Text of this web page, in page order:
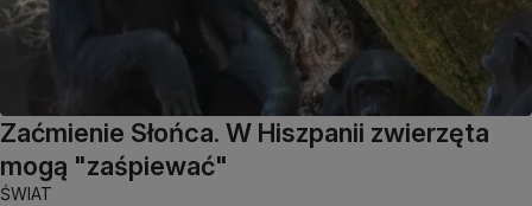
Zaćmienie Słońca. W Hiszpanii zwierzęta
mogą "zaśpiewać"
ŚWIAT